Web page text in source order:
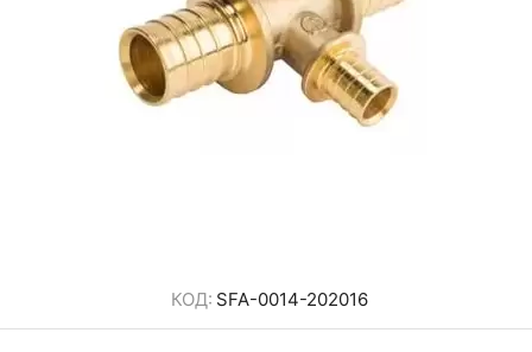
КОД: SFA-0014-202016